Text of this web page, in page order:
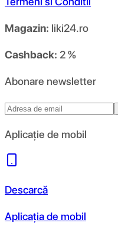
Magazin: liki24.ro
Cashback: 2 %
Abonare newsletter
Aplicație de mobil
Descarcă
Aplicația de mobil